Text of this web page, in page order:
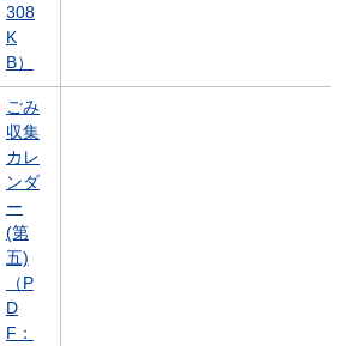
308
K
B）
ごみ
収集
カレ
ンダ
ー
(第
五)
（P
D
F：